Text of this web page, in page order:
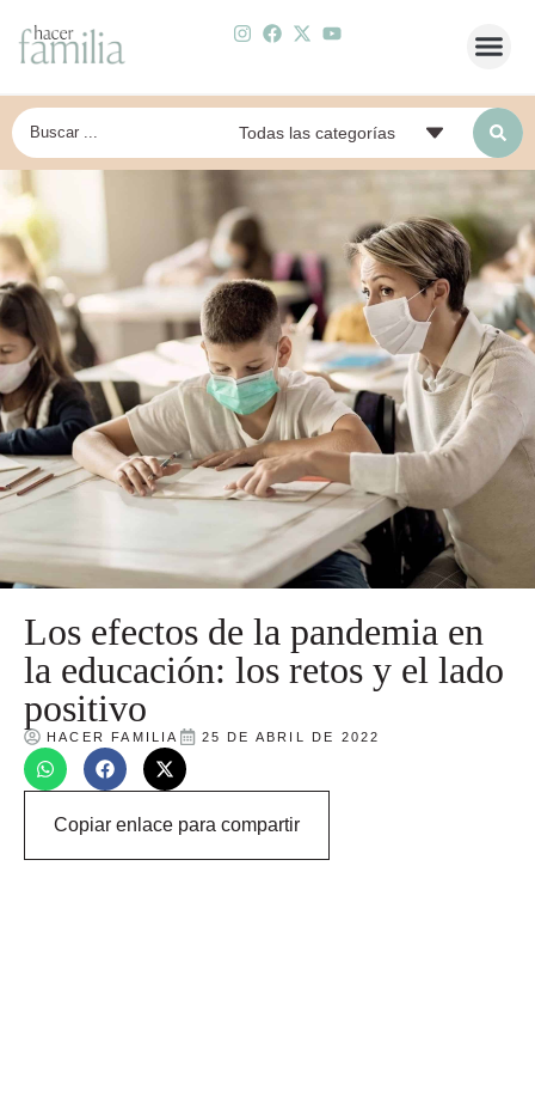
Los efectos de la pandemia en
la educación: los retos y el lado
positivo
HACER FAMILIA 25 DE ABRIL DE 2022
Copiar enlace para compartir